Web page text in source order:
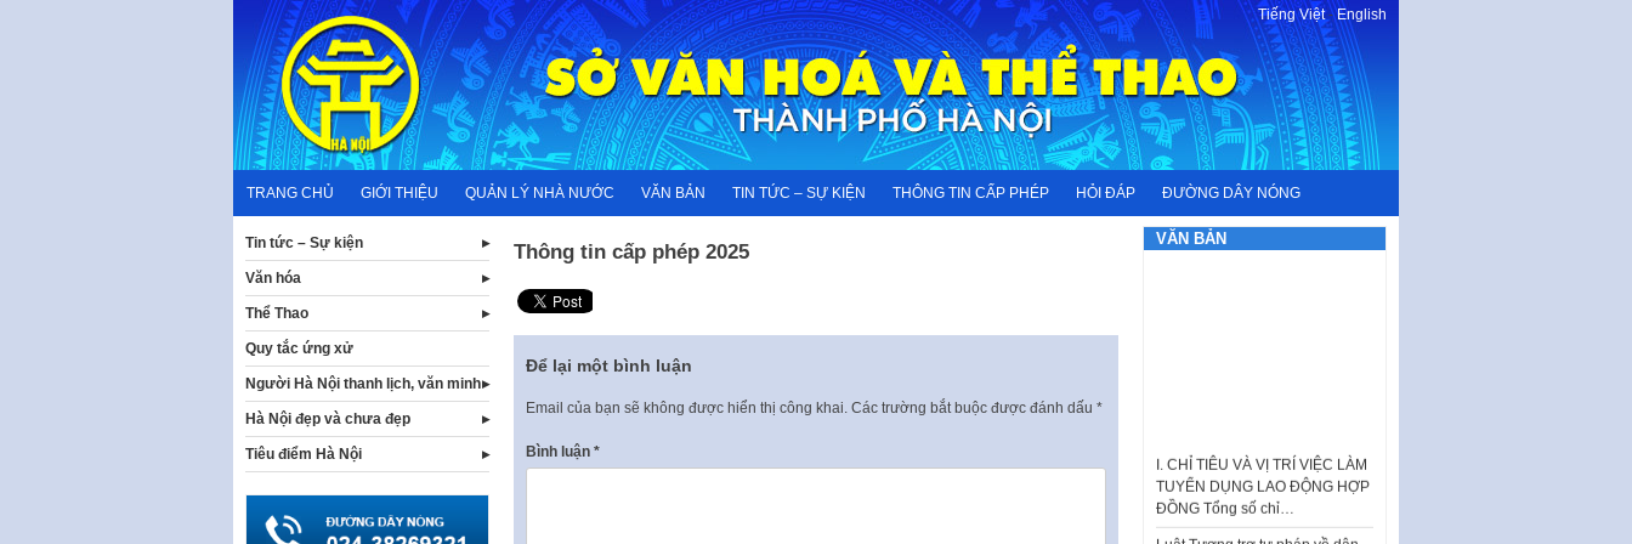
content
Tiếng Việt-English
TRANG CHỦ GIỚI THIỆU QUẢN LÝ NHÀ NƯỚC VĂN BẢN TIN TỨC – SỰ KIỆN THÔNG TIN CẤP PHÉP HỎI ĐÁP ĐƯỜNG DÂY NÓNG
Thông tin cấp phép 2025
Để lại một bình luận
Email của bạn sẽ không được hiển thị công khai. Các trường bắt buộc được đánh dấu *
Bình luận *
Tin tức – Sự kiện
Văn hóa
Thể Thao
Quy tắc ứng xử
Người Hà Nội thanh lịch, văn minh
Hà Nội đẹp và chưa đẹp
Tiêu điểm Hà Nội
VĂN BẢN
TUYỂN DỤNG LAO ĐỘNG HỢP
ĐỒNG Tổng số chỉ…
Luật Tương trợ tư pháp về dân